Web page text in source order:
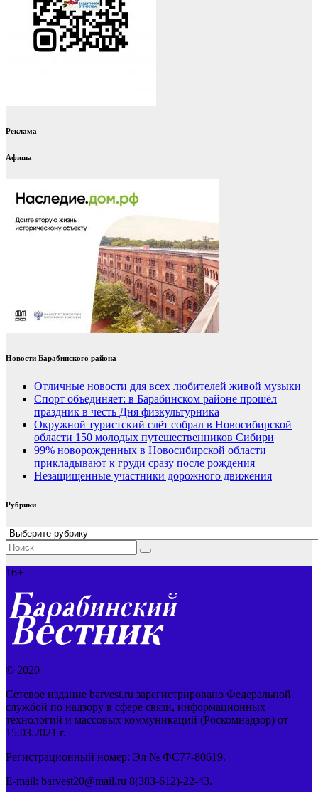
Реклама
Афиша
Новости Барабинского района
Отличные новости для всех любителей живой музыки
Спорт объединяет: в Барабинском районе прошёл
праздник в честь Дня физкультурника
Окружной туристский слёт собрал в Новосибирской
области 150 молодых путешественников Сибири
99% новорожденных в Новосибирской области
прикладывают к груди сразу после рождения
Незащищенные участники дорожного движения
Рубрики
Рубрики
16+
© 2020
Сетевое издание barvest.ru зарегистрировано Федеральной
службой по надзору в сфере связи, информационных
технологий и массовых коммуникаций (Роскомнадзор) от
15.03.2021 г.
Регистрационный номер: Эл № ФС77-80619.
E-mail: barvest20@mail.ru 8(383-612)-22-43.